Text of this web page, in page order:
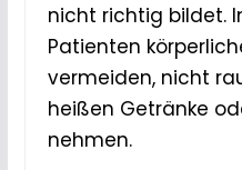
nicht richtig bildet.
Patienten
vermeiden, nicht
heißen Getränke
nehmen.